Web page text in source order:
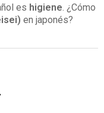
es higiene. ¿Cómo
en japonés?